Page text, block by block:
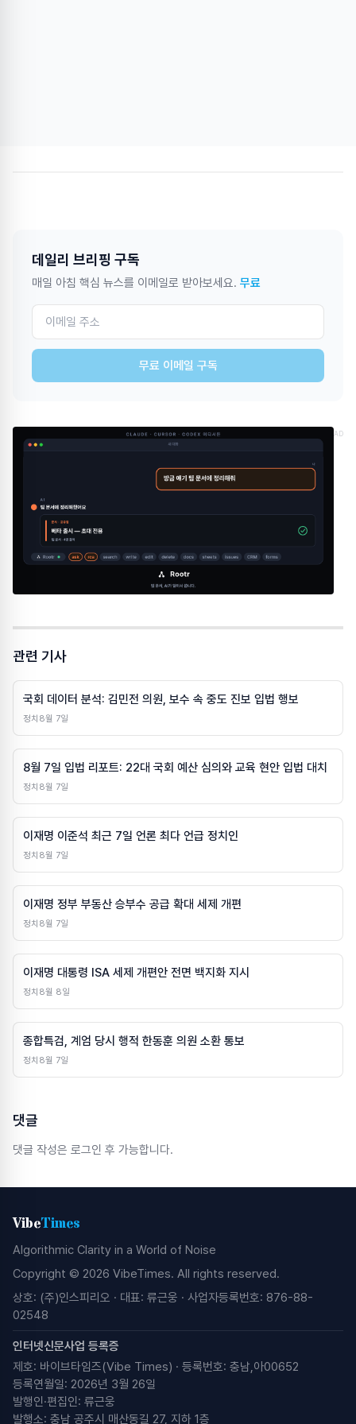
데일리 브리핑 구독
매일 아침 핵심 뉴스를 이메일로 받아보세요. 무료
무료 이메일 구독
AD
관련 기사
국회 데이터 분석: 김민전 의원, 보수 속 중도 진보 입법 행보
정치 8월 7일
8월 7일 입법 리포트: 22대 국회 예산 심의와 교육 현안 입법 대치
정치 8월 7일
이재명 이준석 최근 7일 언론 최다 언급 정치인
정치 8월 7일
이재명 정부 부동산 승부수 공급 확대 세제 개편
정치 8월 7일
이재명 대통령 ISA 세제 개편안 전면 백지화 지시
정치 8월 8일
종합특검, 계엄 당시 행적 한동훈 의원 소환 통보
정치 8월 7일
댓글
댓글 작성은 로그인 후 가능합니다.
VibeTimes
Algorithmic Clarity in a World of Noise
Copyright © 2026 VibeTimes. All rights reserved.
상호: (주)인스피리오 · 대표: 류근웅 · 사업자등록번호: 876-88-
02548
인터넷신문사업 등록증
제호: 바이브타임즈(Vibe Times) · 등록번호: 충남,아00652
등록연월일: 2026년 3월 26일
발행인·편집인: 류근웅
발행소: 충남 공주시 매산동길 27, 지하 1층